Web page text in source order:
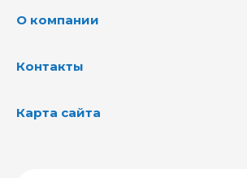
О компании
Контакты
Карта сайта